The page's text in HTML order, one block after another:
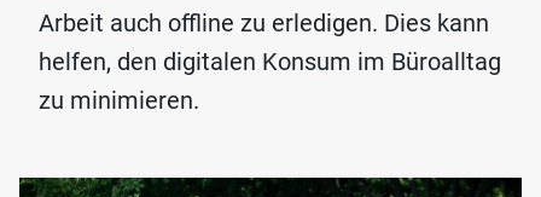
Arbeit auch offline zu erledigen. Dies kann
helfen, den digitalen Konsum im Büroalltag
zu minimieren.